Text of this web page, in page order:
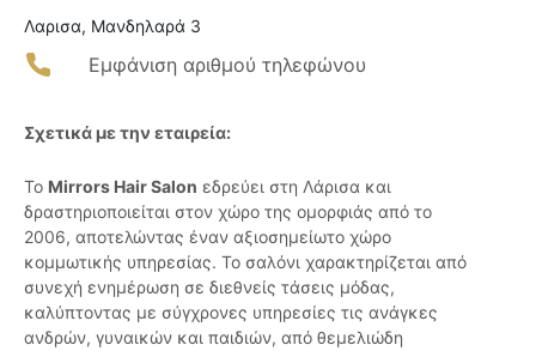
Λαρισα, Μανδηλαρά 3
Εμφάνιση αριθμού τηλεφώνου
Σχετικά με την εταιρεία:
Το Mirrors Hair Salon εδρεύει στη Λάρισα και
δραστηριοποιείται στον χώρο της ομορφιάς από το
2006, αποτελώντας έναν αξιοσημείωτο χώρο
κομμωτικής υπηρεσίας. Το σαλόνι χαρακτηρίζεται από
συνεχή ενημέρωση σε διεθνείς τάσεις μόδας,
καλύπτοντας με σύγχρονες υπηρεσίες τις ανάγκες
ανδρών, γυναικών και παιδιών, από θεμελιώδη